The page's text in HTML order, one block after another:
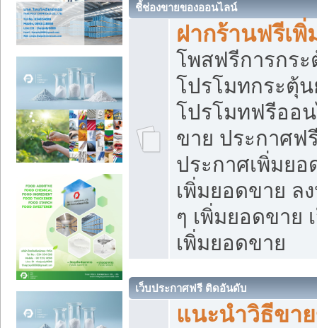
ชี้ช่องขายของออนไลน์
ฝากร้านฟรีเ
โพสฟรีการกร
โปรโมทกระตุ้
โปรโมทฟรีออ
ขาย ประกาศฟ
ประกาศเพิ่มย
เพิ่มยอดขาย ล
ๆ เพิ่มยอดขาย
เพิ่มยอดขาย
เว็บประกาศฟรี ติดอันดับ
แนะนำวิธีขา